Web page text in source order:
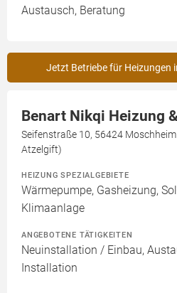
Austausch, Beratung
Jetzt Betriebe für Heizungen
Benart Nikqi Heizung
Seifenstraße 10, 56424
Atzelgift)
HEIZUNG SPEZIALGEBIETE
Wärmepumpe, Gasheizung,
Klimaanlage
ANGEBOTENE TÄTIGKEITEN
Neuinstallation / Einbau,
Installation